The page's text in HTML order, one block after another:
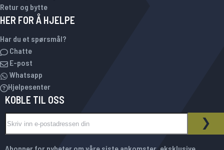
Retur og bytte
HER FOR Å HJELPE
Har du et spørsmål?
Chatte
E-post
Whatsapp
Hjelpesenter
KOBLE TIL OSS
NYHETSBREV